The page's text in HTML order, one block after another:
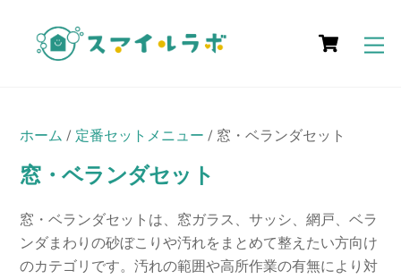
content
Cart
ホーム / 定番セットメニュー / 窓・ベランダセット
窓・ベランダセット
窓・ベランダセットは、窓ガラス、サッシ、網戸、ベラ
ンダまわりの砂ぼこりや汚れをまとめて整えたい方向け
のカテゴリです。汚れの範囲や高所作業の有無により対